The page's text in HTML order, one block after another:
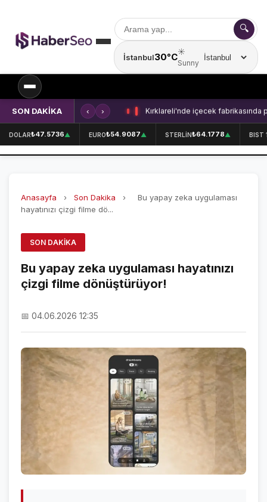
🔍
İstanbul30°C☀️
Sunny
Şehir seçin
SPOR
SPOR HABERLERİ
FENERBAHÇE
ÖZEL SAYFALAR
NAMAZ VAKİTLERİ
KRİPTO PARALAR
NÖBETÇİ ECZANELER
SON DAKİKA
SON DAKİKA HABERLERİ
VİDEO GALERİ
SON DAKİKA ‹ › Kırklareli'nde içecek fabrikasında
DOLAR₺47.5736▲ EURO₺54.9087▲ STERLİN₺64.1778▲ BIST
Anasayfa › Son Dakika ›
Bu yapay zeka uygulaması
hayatınızı çizgi filme dö...
SON DAKIKA
Bu yapay zeka uygulaması hayatınızı
çizgi filme dönüştürüyor!
📅 04.06.2026 12:35